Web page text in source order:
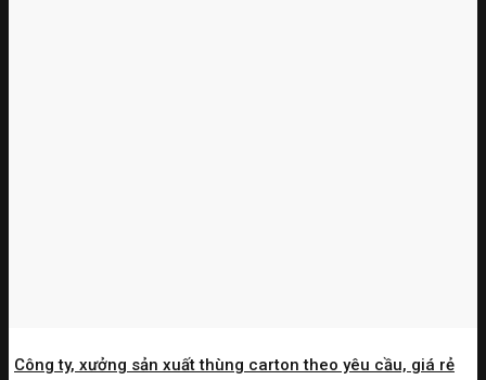
Công ty, xưởng sản xuất thùng carton theo yêu cầu, giá rẻ